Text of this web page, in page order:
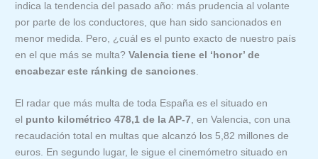
indica la tendencia del pasado año: más prudencia al volante
por parte de los conductores, que han sido sancionados en
menor medida. Pero, ¿cuál es el punto exacto de nuestro país
en el que más se multa? Valencia tiene el ‘honor’ de
encabezar este ránking de sanciones.
El radar que más multa de toda España es el situado en
el punto kilométrico 478,1 de la AP-7, en Valencia, con una
recaudación total en multas que alcanzó los 5,82 millones de
euros. En segundo lugar, le sigue el cinemómetro situado en